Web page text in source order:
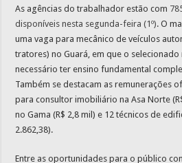
As agências do trabalhador estão com
disponíveis nesta segunda-feira (1º). O
uma vaga para mecânico de veículos
tratores) no Guará, em que o selecionado
necessário ter ensino fundamental
Também se destacam as remunerações
para consultor imobiliário na Asa Norte
no Gama (R$ 2,8 mil) e 12 técnicos de
2.862,38).
Entre as oportunidades para o público